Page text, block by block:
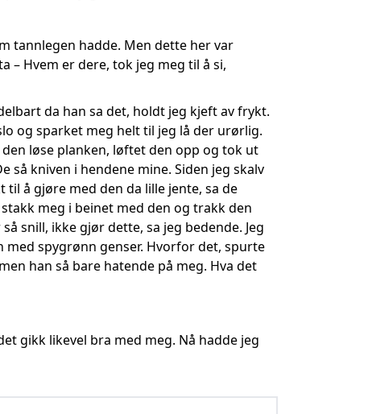
tannlegen hadde. Men dette her var
– Hvem er dere, tok jeg meg til å si,
da han sa det, holdt jeg kjeft av frykt.
og sparket meg helt til jeg lå der urørlig.
løse planken, løftet den opp og tok ut
så kniven i hendene mine. Siden jeg skalv
til å gjøre med den da lille jente, sa de
meg i beinet med den og trakk den
snill, ikke gjør dette, sa jeg bedende. Jeg
med spygrønn genser. Hvorfor det, spurte
han så bare hatende på meg. Hva det
gikk likevel bra med meg. Nå hadde jeg